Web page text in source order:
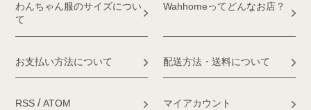
わんちゃん服のサイズについ
て
Wahhomeってどんなお店？
お支払い方法について 配送方法・送料について
RSS/ATOM マイアカウント